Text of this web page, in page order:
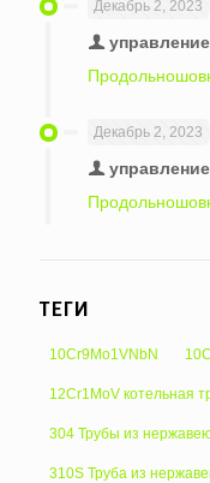
Декабрь 2, 2023
управление
Декабрь 2, 2023
управление
ТЕГИ
10Cr9Mo1VNbN
12Cr1MoV котельная
304 Трубы из
310S Труба из